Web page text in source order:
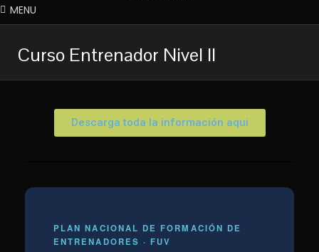
MENU
Curso Entrenador Nivel II
Descarga toda la información aqui
PLAN NACIONAL DE FORMACIÓN DE
ENTRENADORES · FUV